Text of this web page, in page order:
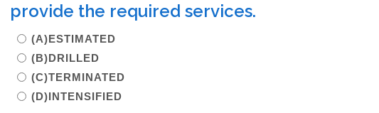
provide the required services.
(A)ESTIMATED
(B)DRILLED
(C)TERMINATED
(D)INTENSIFIED